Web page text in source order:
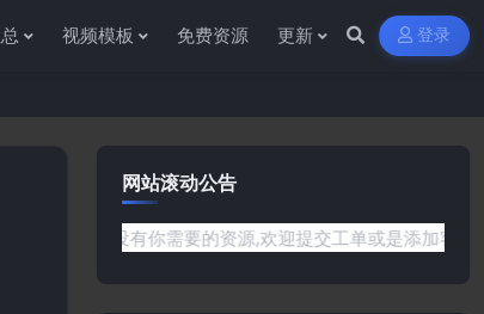
视频模板 免费资源 更新 登录
网站滚动公告
没有你需要的资源,欢迎提交工单或是添加客服微信